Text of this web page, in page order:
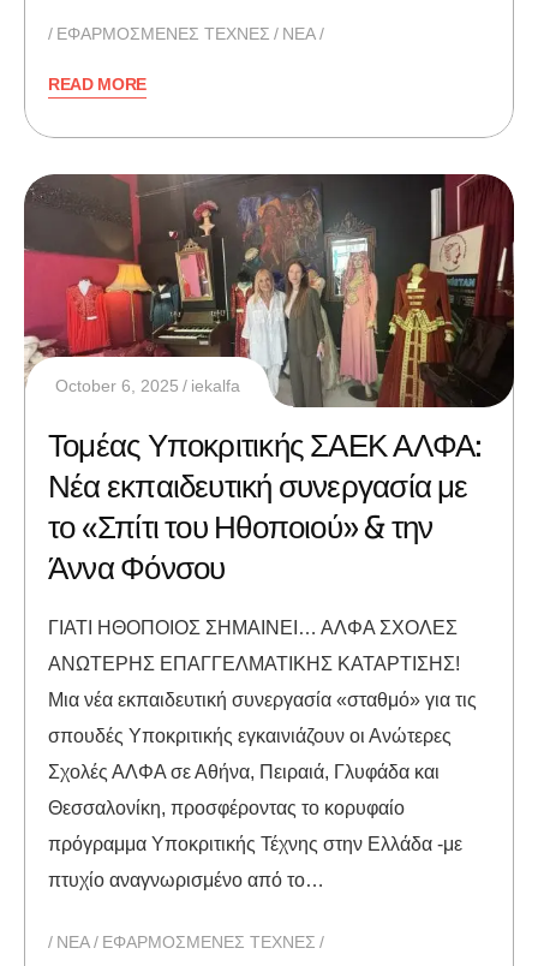
ΕΦΑΡΜΟΣΜΕΝΕΣ ΤΕΧΝΕΣ ΝΕΑ
READ MORE
October 6, 2025 iekalfa
Τομέας Υποκριτικής ΣΑΕΚ ΑΛΦΑ:
Νέα εκπαιδευτική συνεργασία με
το «Σπίτι του Ηθοποιού» & την
Άννα Φόνσου
ΓΙΑΤΙ ΗΘΟΠΟΙΟΣ ΣΗΜΑΙΝΕΙ… ΑΛΦΑ ΣΧΟΛΕΣ
ΑΝΩΤΕΡΗΣ ΕΠΑΓΓΕΛΜΑΤΙΚΗΣ ΚΑΤΑΡΤΙΣΗΣ!
Μια νέα εκπαιδευτική συνεργασία «σταθμό» για τις
σπουδές Υποκριτικής εγκαινιάζουν οι Ανώτερες
Σχολές ΑΛΦΑ σε Αθήνα, Πειραιά, Γλυφάδα και
Θεσσαλονίκη, προσφέροντας το κορυφαίο
πρόγραμμα Υποκριτικής Τέχνης στην Ελλάδα -με
πτυχίο αναγνωρισμένο από το…
NEA ΕΦΑΡΜΟΣΜΕΝΕΣ ΤΕΧΝΕΣ